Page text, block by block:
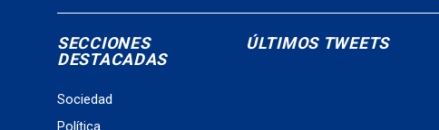
SECCIONES
DESTACADAS
Sociedad
Política
ÚLTIMOS TWEETS